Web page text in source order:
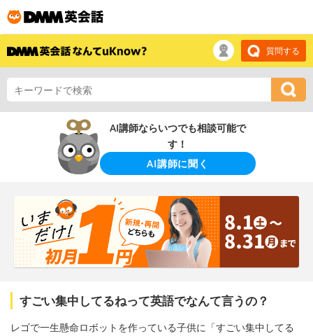
質問する
AI講師ならいつでも相談可能で
す！
AI講師に聞く
すごい集中してるねって英語でなんて言うの？
レゴで一生懸命ロボットを作っている子供に「すごい集中してる